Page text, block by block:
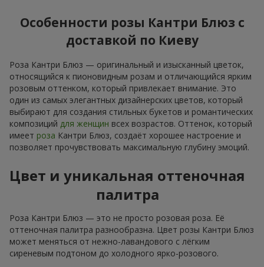
Особенности розы Кантри Блюз с
доставкой по Киеву
Роза Кантри Блюз — оригинальный и изысканный цветок,
относящийся к пионовидным розам и отличающийся ярким
розовым оттенком, который привлекает внимание. Это
один из самых элегантных дизайнерских цветов, который
выбирают для создания стильных букетов и романтических
композиций для женщин всех возрастов. Оттенок, который
имеет роза Кантри Блюз, создаёт хорошее настроение и
позволяет прочувствовать максимальную глубину эмоций.
Цвет и уникальная оттеночная
палитра
Роза Кантри Блюз — это не просто розовая роза. Её
оттеночная палитра разнообразна. Цвет розы Кантри Блюз
может меняться от нежно-лавандового с лёгким
сиреневым подтоном до холодного ярко-розового.